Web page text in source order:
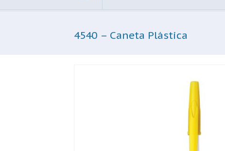
4540 – Caneta Plástica